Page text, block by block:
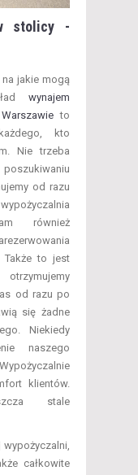
stolicy -
jakie mogą
wynajem
to
kto
Nie trzeba
od razu
również
Także to jest
od razu po
się żadne
Niekiedy
naszego
klientów.
stale
całkowite